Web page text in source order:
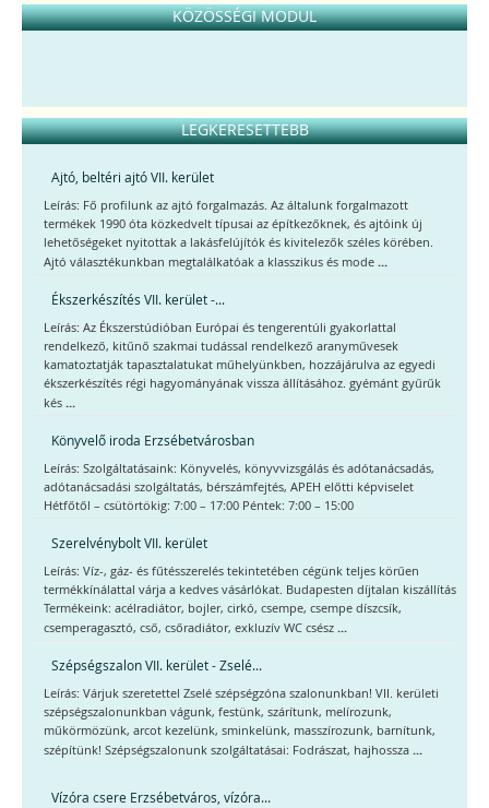
KÖZÖSSÉGI MODUL
LEGKERESETTEBB
Ajtó, beltéri ajtó VII. kerület
Leírás: Fő profilunk az ajtó forgalmazás. Az általunk forgalmazott
termékek 1990 óta közkedvelt típusai az építkezőknek, és ajtóink új
lehetőségeket nyitottak a lakásfelújítók és kivitelezők széles körében.
Ajtó választékunkban megtalálkatóak a klasszikus és mode ...
Ékszerkészítés VII. kerület -...
Leírás: Az Ékszerstúdióban Európai és tengerentúli gyakorlattal
rendelkező, kitűnő szakmai tudással rendelkező aranyművesek
kamatoztatják tapasztalatukat műhelyünkben, hozzájárulva az egyedi
ékszerkészítés régi hagyományának vissza állításához. gyémánt gyűrűk
kés ...
Könyvelő iroda Erzsébetvárosban
Leírás: Szolgáltatásaink: Könyvelés, könyvvizsgálás és adótanácsadás,
adótanácsadási szolgáltatás, bérszámfejtés, APEH előtti képviselet
Hétfőtől – csütörtökig: 7:00 – 17:00 Péntek: 7:00 – 15:00
Szerelvénybolt VII. kerület
Leírás: Víz-, gáz- és fűtésszerelés tekintetében cégünk teljes körűen
termékkínálattal várja a kedves vásárlókat. Budapesten díjtalan kiszállítás
Termékeink: acélradiátor, bojler, cirkó, csempe, csempe díszcsík,
csemperagasztó, cső, csőradiátor, exkluzív WC csész ...
Szépségszalon VII. kerület - Zselé...
Leírás: Várjuk szeretettel Zselé szépségzóna szalonunkban! VII. kerületi
szépségszalonunkban vágunk, festünk, szárítunk, melírozunk,
műkörmözünk, arcot kezelünk, sminkelünk, masszírozunk, barnítunk,
szépítünk! Szépségszalonunk szolgáltatásai: Fodrászat, hajhossza ...
Vízóra csere Erzsébetváros, vízóra...